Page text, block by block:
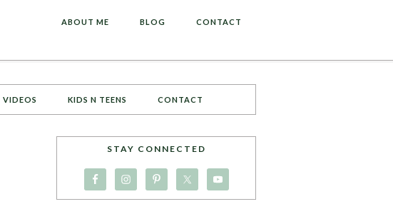
ABOUT ME BLOG CONTACT
VIDEOS KIDS N TEENS CONTACT
STAY CONNECTED